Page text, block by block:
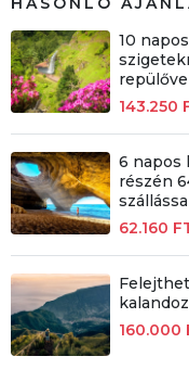
10
143.250
6 napos
részén
62.160
160.000